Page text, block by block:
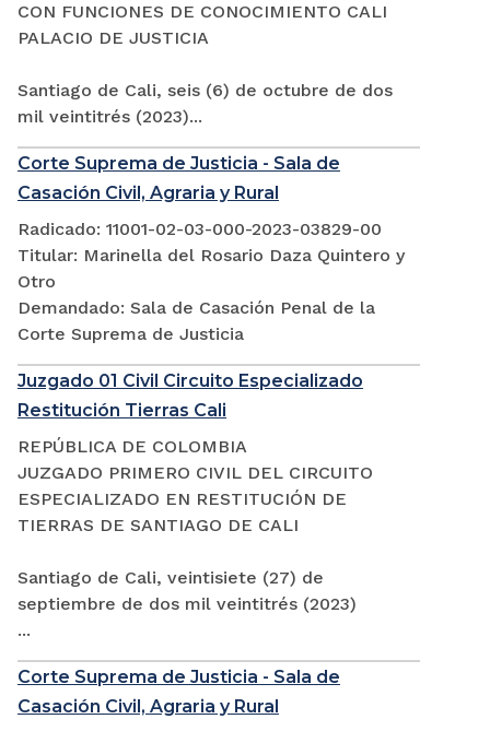
CON FUNCIONES DE CONOCIMIENTO CALI
PALACIO DE JUSTICIA
Santiago de Cali, seis (6) de octubre de dos
mil veintitrés (2023)...
Corte Suprema de Justicia - Sala de
Casación Civil, Agraria y Rural
Radicado: 11001-02-03-000-2023-03829-00
Titular: Marinella del Rosario Daza Quintero y
Otro
Demandado: Sala de Casación Penal de la
Corte Suprema de Justicia
Juzgado 01 Civil Circuito Especializado
Restitución Tierras Cali
REPÚBLICA DE COLOMBIA
JUZGADO PRIMERO CIVIL DEL CIRCUITO
ESPECIALIZADO EN RESTITUCIÓN DE
TIERRAS DE SANTIAGO DE CALI
Santiago de Cali, veintisiete (27) de
septiembre de dos mil veintitrés (2023)
...
Corte Suprema de Justicia - Sala de
Casación Civil, Agraria y Rural